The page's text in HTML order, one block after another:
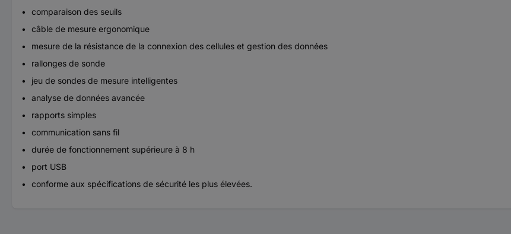
comparaison des seuils
câble de mesure ergonomique
mesure de la résistance de la connexion des cellules et gestion des données
rallonges de sonde
jeu de sondes de mesure intelligentes
analyse de données avancée
rapports simples
communication sans fil
durée de fonctionnement supérieure à 8 h
port USB
conforme aux spécifications de sécurité les plus élevées.